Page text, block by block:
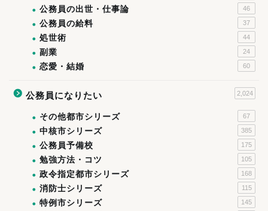
公務員の出世・仕事論 46
公務員の給料 37
処世術 44
副業 24
恋愛・結婚 60
公務員になりたい 2,024
その他都市シリーズ 67
中核市シリーズ 385
公務員予備校 175
勉強方法・コツ 105
政令指定都市シリーズ 168
消防士シリーズ 115
特例市シリーズ 145